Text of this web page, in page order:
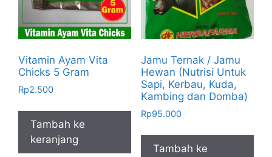
Vitamin Ayam Vita
Chicks 5 Gram
Rp2.500
Tambah ke
keranjang
Jamu Ternak / Jamu
Hewan (Nutrisi Untuk
Sapi, Kerbau, Kuda,
Kambing dan Domba)
Rp95.000
Tambah ke